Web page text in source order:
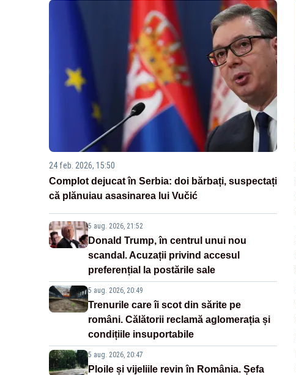
24 feb. 2026, 15:50
Complot dejucat în Serbia: doi bărbați, suspectați
că plănuiau asasinarea lui Vučić
5 aug. 2026, 21:52
Donald Trump, în centrul unui nou
scandal. Acuzații privind accesul
preferențial la postările sale
5 aug. 2026, 20:49
Trenurile care îi scot din sărite pe
români. Călătorii reclamă aglomerația și
condițiile insuportabile
5 aug. 2026, 20:47
Ploile și vijeliile revin în România. Șefa